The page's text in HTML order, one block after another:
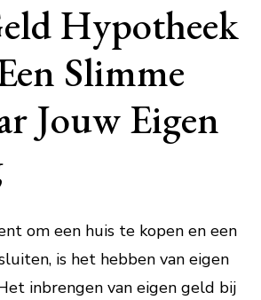
Hypotheek
Slimme
Jouw Eigen
om een huis te kopen en een
is het hebben van eigen
inbrengen van eigen geld bij